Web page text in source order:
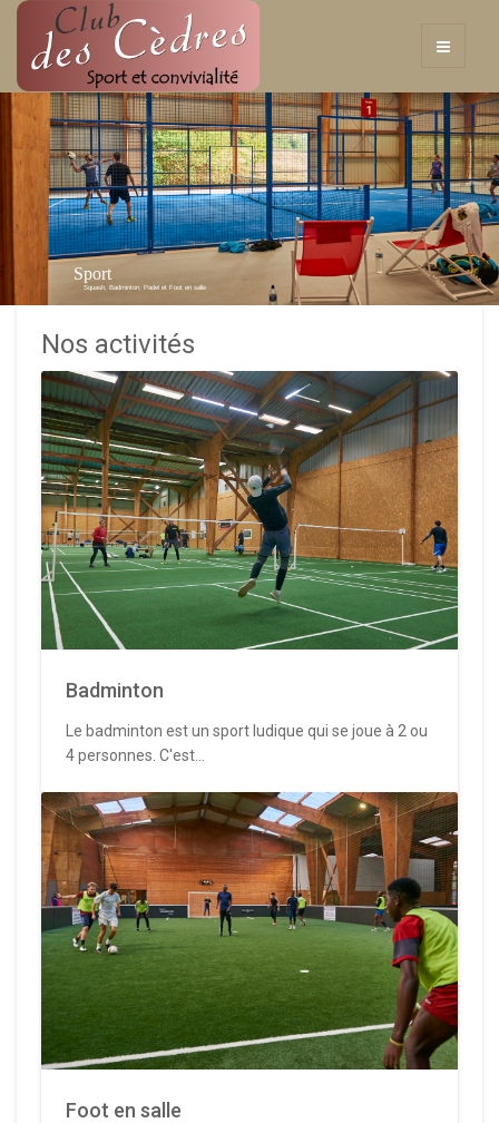
Sport
Squash, Badminton, Padel et Foot en salle
Nos activités
Badminton
Le badminton est un sport ludique qui se joue à 2 ou
4 personnes. C'est...
Foot en salle